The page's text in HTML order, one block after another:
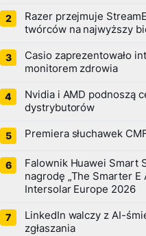
Razer przejmuje
twórców na najwyższy
Casio zaprezentowało
monitorem zdrowia
Nvidia i AMD podnoszą
dystrybutorów
Premiera słuchawek
Falownik Huawei Smart
nagrodę „The Smarter E
Intersolar Europe 2026
LinkedIn walczy z AI-
zgłaszania